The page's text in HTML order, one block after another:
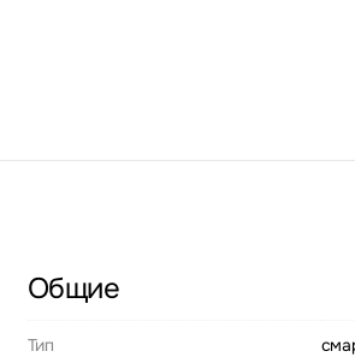
Общие
Тип